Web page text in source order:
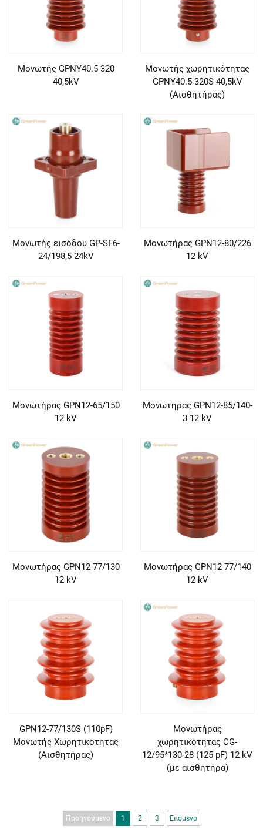
Μονωτής GPNY40.5-320
40,5kV
Μονωτής χωρητικότητας
GPNY40.5-320S 40,5kV
(Αισθητήρας)
Μονωτής εισόδου GP-SF6-
24/198,5 24kV
Μονωτήρας GPN12-80/226
12 kV
Μονωτήρας GPN12-65/150
12 kV
Μονωτήρας GPN12-85/140-
3 12 kV
Μονωτήρας GPN12-77/130
12 kV
Μονωτήρας GPN12-77/140
12 kV
GPN12-77/130S (110pF)
Μονωτής Χωρητικότητας
(Αισθητήρας)
Μονωτήρας
χωρητικότητας CG-
12/95*130-28 (125 pF) 12 kV
(με αισθητήρα)
Προηγούμενο 1 2 3 Επόμενο